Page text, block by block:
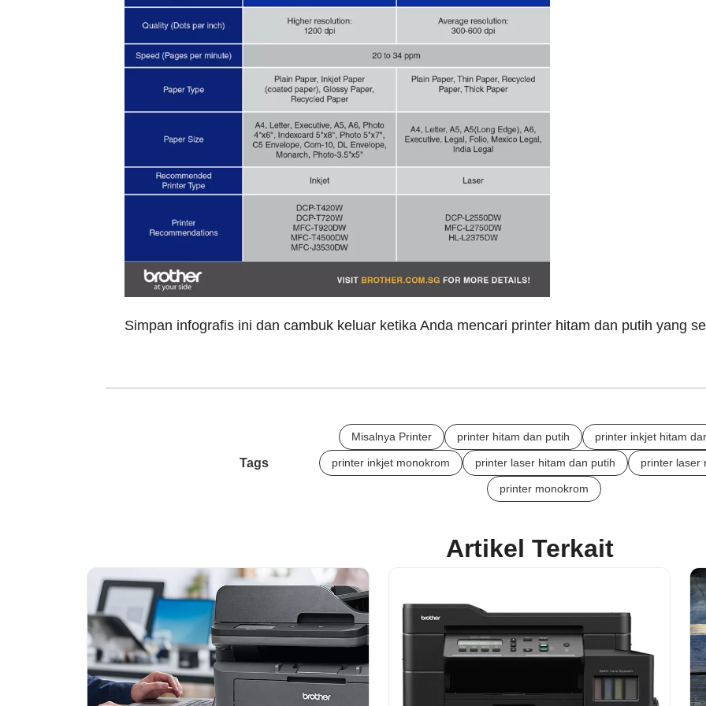
Simpan infografis ini dan cambuk keluar ketika Anda mencari printer hitam dan putih yang
Tags
Misalnya Printer printer hitam dan putih printer inkjet hitam
printer inkjet monokrom printer laser hitam dan putih printer laser
printer monokrom
Artikel Terkait